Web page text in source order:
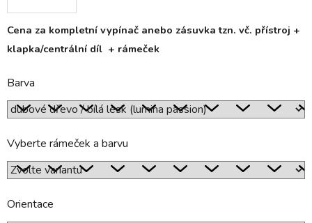
Cena za kompletní vypínač anebo zásuvka tzn. vč. přístroj +
klapka/centrální díl + rámeček
Barva
Vyberte rámeček a barvu
Orientace